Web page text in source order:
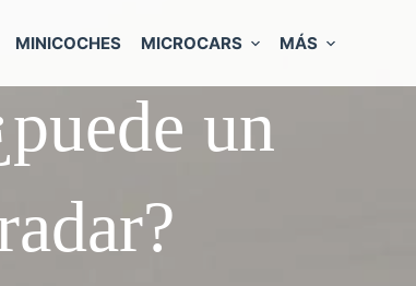
MINICOCHES MICROCARS MÁS
un